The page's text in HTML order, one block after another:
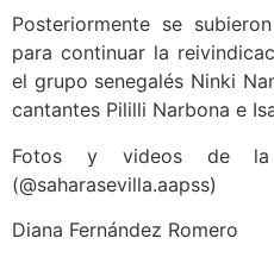
Posteriormente se
para continuar la
el grupo senegalés Ninki
cantantes Pililli Narbona e
Fotos y videos de la
(@saharasevilla.aapss)
Diana Fernández Romero